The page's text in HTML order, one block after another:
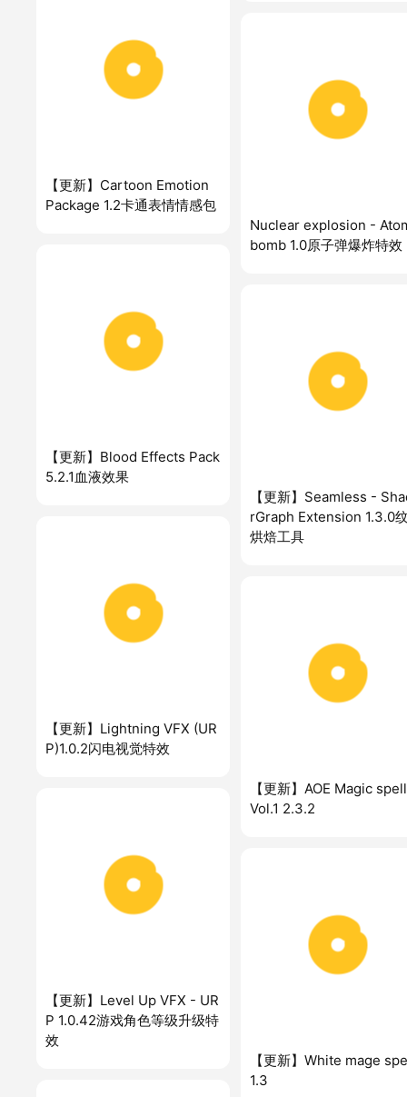
【更新】Cartoon Emotion
Package 1.2卡通表情情感包
Nuclear explosion -
bomb 1.0原子弹爆炸特效
【更新】Blood Effects Pack
5.2.1血液效果
【更新】Seamless -
rGraph Extension 1.3.0
烘焙工具
【更新】Lightning VFX (UR
P)1.0.2闪电视觉特效
【更新】AOE Magic
Vol.1 2.3.2
【更新】Level Up VFX - UR
P 1.0.42游戏角色等级升级特
效
【更新】White mage
1.3